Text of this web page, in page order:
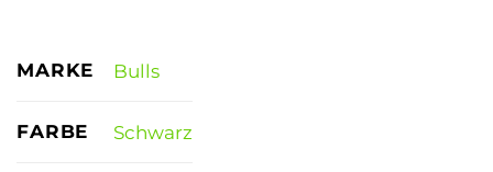
MARKE Bulls
FARBE Schwarz